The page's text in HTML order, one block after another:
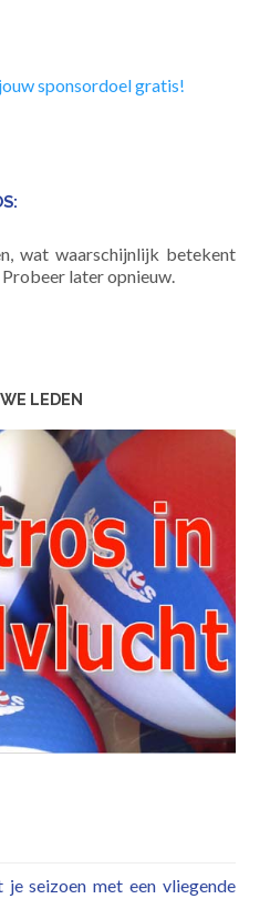
wat waarschijnlijk betekent
later opnieuw.
LEDEN
je seizoen met een vliegende